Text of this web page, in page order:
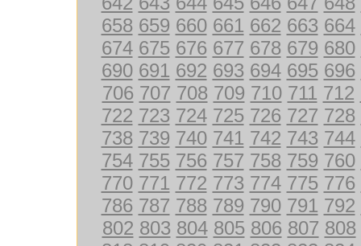
658 659 660 661 662 663 664
674 675 676 677 678 679 680
690 691 692 693 694 695 696
706 707 708 709 710 711 712
722 723 724 725 726 727 728
738 739 740 741 742 743 744
754 755 756 757 758 759 760
770 771 772 773 774 775 776
786 787 788 789 790 791 792
802 803 804 805 806 807 808